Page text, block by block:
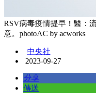
RSV病毒疫情提早！醫：
意。photoAC by acworks
中央社
2023-09-27
分享
傳送